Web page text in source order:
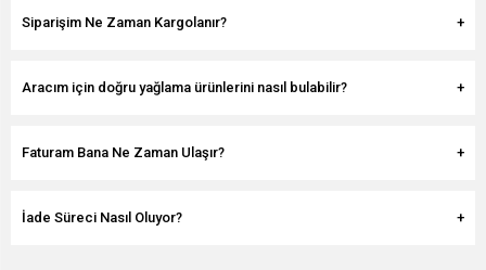
Siparişim Ne Zaman Kargolanır?
Aracım için doğru yağlama ürünlerini nasıl bulabilir?
Faturam Bana Ne Zaman Ulaşır?
İade Süreci Nasıl Oluyor?